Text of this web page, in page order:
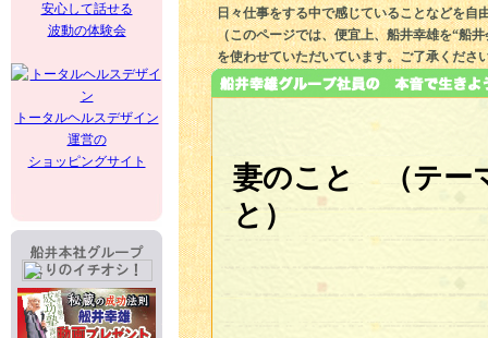
安心して話せる
波動の体験会
トータルヘルスデザイン
運営の
ショッピングサイト
日々仕事をする中で感じていることなどを自
（このページでは、便宜上、船井幸雄を“船
を使わせていただいています。ご了承くださ
妻のこと （テー
と）